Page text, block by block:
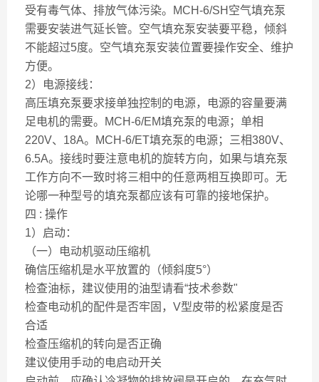
受有毒气体、排放气体污染。MCH-6/SH空气填充泵
需要安装进气延长管。空气填充泵安装要平稳，倾斜
不能超过5度。空气填充泵安装位置要操作安全、维护
方便。
2）电源接线：
高压填充泵要求接单独控制的电源，电源的容量要满
足电机的需要。MCH-6/EM填充泵的电源；单相
220V、18A。MCH-6/ET填充泵的电源；三相380V、
6.5A。接线时要注意电机的旋转方向，如果与填充泵
工作方向不一致时将三相中的任意两相互换即可。无
论哪一种型号的填充泵都应该有可靠的接地保护。
四 : 操作
1）启动：
（一）电动机驱动压缩机
确信压缩机是水平放置的（倾斜度5°）
检查油标，建议使用的油型请看“技术参数"
检查电动机的配件是否牢固，V型皮带的松紧度是否
合适
检查压缩机的转向是否正确
建议使用手动的电启动开关